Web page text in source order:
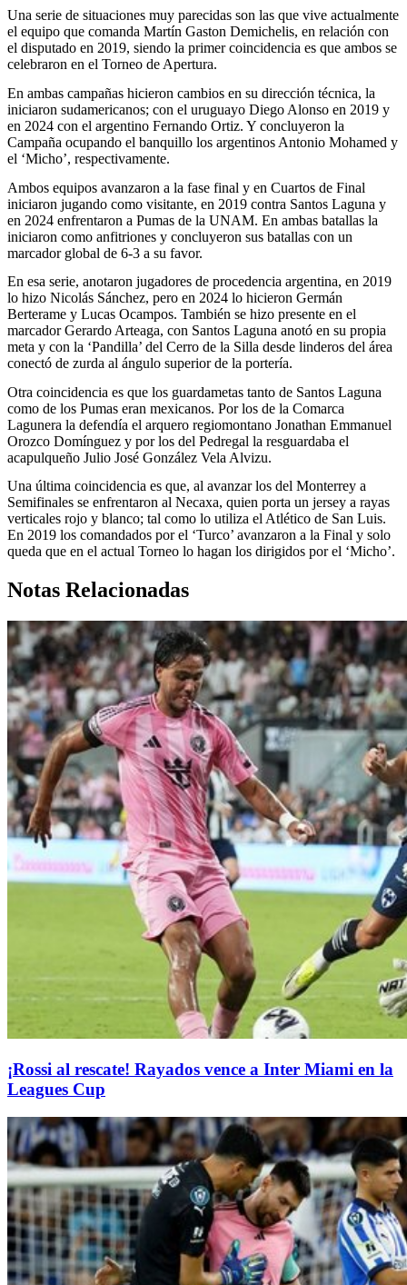
Una serie de situaciones muy parecidas son las que vive actualmente
el equipo que comanda Martín Gaston Demichelis, en relación con
el disputado en 2019, siendo la primer coincidencia es que ambos se
celebraron en el Torneo de Apertura.
En ambas campañas hicieron cambios en su dirección técnica, la
iniciaron sudamericanos; con el uruguayo Diego Alonso en 2019 y
en 2024 con el argentino Fernando Ortiz. Y concluyeron la
Campaña ocupando el banquillo los argentinos Antonio Mohamed y
el ‘Micho’, respectivamente.
Ambos equipos avanzaron a la fase final y en Cuartos de Final
iniciaron jugando como visitante, en 2019 contra Santos Laguna y
en 2024 enfrentaron a Pumas de la UNAM. En ambas batallas la
iniciaron como anfitriones y concluyeron sus batallas con un
marcador global de 6-3 a su favor.
En esa serie, anotaron jugadores de procedencia argentina, en 2019
lo hizo Nicolás Sánchez, pero en 2024 lo hicieron Germán
Berterame y Lucas Ocampos. También se hizo presente en el
marcador Gerardo Arteaga, con Santos Laguna anotó en su propia
meta y con la ‘Pandilla’ del Cerro de la Silla desde linderos del área
conectó de zurda al ángulo superior de la portería.
Otra coincidencia es que los guardametas tanto de Santos Laguna
como de los Pumas eran mexicanos. Por los de la Comarca
Lagunera la defendía el arquero regiomontano Jonathan Emmanuel
Orozco Domínguez y por los del Pedregal la resguardaba el
acapulqueño Julio José González Vela Alvizu.
Una última coincidencia es que, al avanzar los del Monterrey a
Semifinales se enfrentaron al Necaxa, quien porta un jersey a rayas
verticales rojo y blanco; tal como lo utiliza el Atlético de San Luis.
En 2019 los comandados por el ‘Turco’ avanzaron a la Final y solo
queda que en el actual Torneo lo hagan los dirigidos por el ‘Micho’.
Notas Relacionadas
¡Rossi al rescate! Rayados vence a Inter Miami en la
Leagues Cup